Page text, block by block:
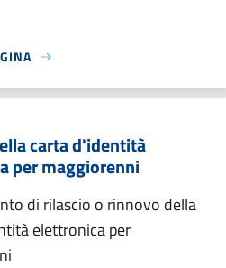
carta d'identità
per maggiorenni
di rilascio o rinnovo della
elettronica per